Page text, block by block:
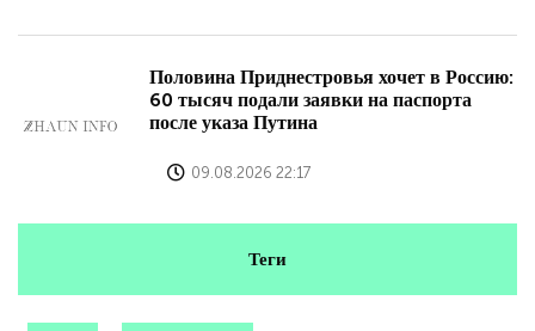
Половина Приднестровья хочет в Россию:
60 тысяч подали заявки на паспорта
после указа Путина
09.08.2026 22:17
Теги